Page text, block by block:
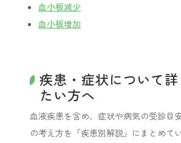
血小板減少
血小板増加
疾患・症状について詳
たい方へ
血液疾患を含め、症状や病気の受診目
の考え方を「疾患別解説」にまとめてい